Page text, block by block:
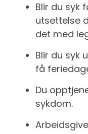
Blir du syk
utsettelse
det med
Blir du syk
få
Du
sykdom.